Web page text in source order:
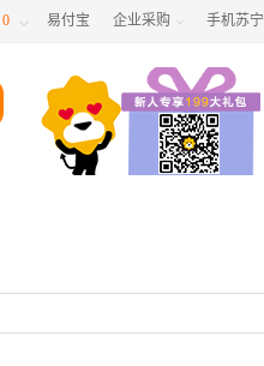
0  易付宝 企业采购  手机苏宁